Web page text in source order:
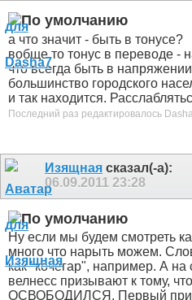
а что значит - быть в тонусе?
вобще то тонус в переводе -
что всегда быть в
большинство городского
и так находится.
Последний раз редактировалось
Изящная сказал(-а):
06.09.2011 23:28
Ну если мы будем смотреть
много что нарыть можем.
как "кочегар", например. А
велнесс призывают к тому,
ОСВОБОДИЛСЯ. Первый